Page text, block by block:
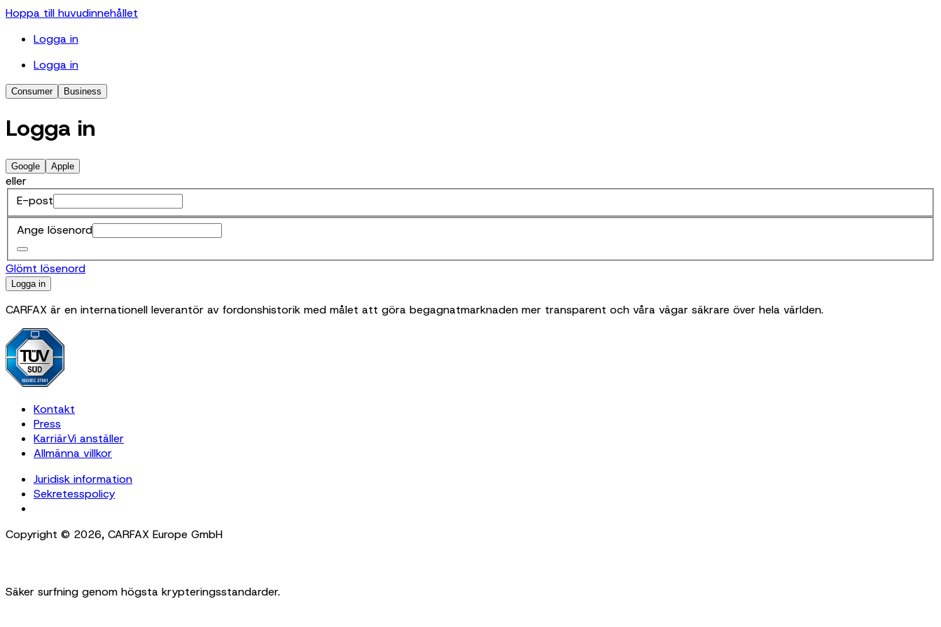
Hoppa till huvudinnehållet
Logga in
Logga in
Consumer Business
Logga in
Google Apple
eller
E-post
Ange lösenord
Glömt lösenord
Logga in
CARFAX är en internationell leverantör av fordonshistorik med målet att göra begagnatmarknaden mer transparent och våra vägar säkrare över hela världen.
Kontakt
Press
KarriärVi anställer
Allmänna villkor
Juridisk information
Sekretesspolicy
Copyright © 2026, CARFAX Europe GmbH
Säker surfning genom högsta krypteringsstandarder.